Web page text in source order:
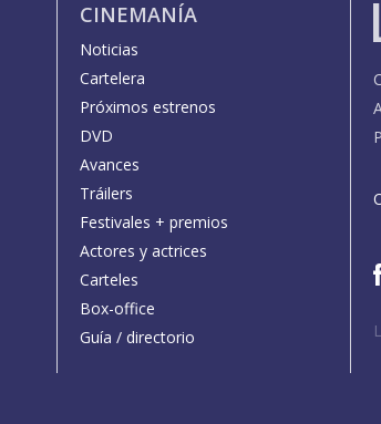
CINEMANÍA
Noticias
Cartelera
Próximos estrenos
DVD
Avances
Tráilers
Festivales + premios
Actores y actrices
Carteles
Box-office
Guía / directorio